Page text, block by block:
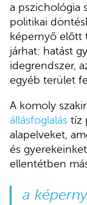
a pszichológia
politikai
képernyő előtt
járhat: hatást
idegrendszer,
egyéb terület
A komoly
állásfoglalás tíz
alapelveket,
és
ellentétben
a